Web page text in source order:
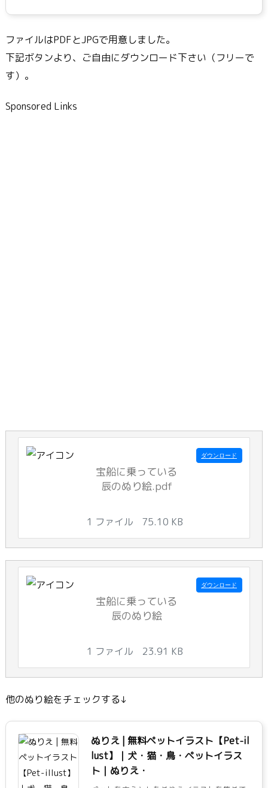
ファイルはPDFとJPGで用意しました。
下記ボタンより、ご自由にダウンロード下さい（フリーで
す）。
Sponsored Links
宝船に乗っている
辰のぬり絵.pdf
1 ファイル 75.10 KB
ダウンロード
宝船に乗っている
辰のぬり絵
1 ファイル 23.91 KB
ダウンロード
他のぬり絵をチェックする↓
ぬりえ | 無料ペットイラスト【Pet-il
lust】｜犬・猫・鳥・ペットイラス
ト｜ぬりえ・